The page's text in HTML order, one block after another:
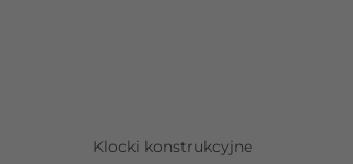
Klocki konstrukcyjne